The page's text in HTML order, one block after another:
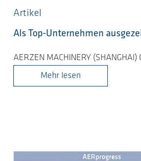
Artikel
Als Top-Unternehmen
AERZEN MACHINERY (SHANGHAI)
Mehr lesen